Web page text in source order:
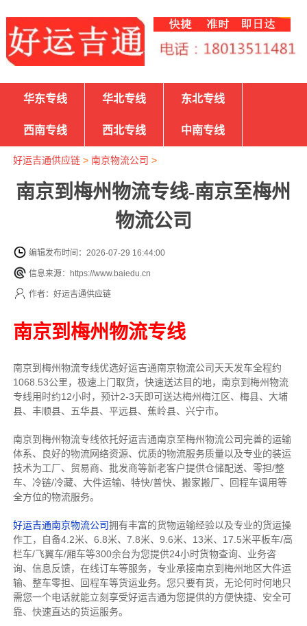
华东专线 华北专线 东北专线
西南专线 西北专线 中南专线
好运吉通供应链> 南京物流公司 >
南京到梅州物流专线-南京至梅州
物流公司
编辑发布时间：2026-07-29 16:44:00
信息来源：https://www.baiedu.cn
作者：好运吉通供应链
南京到梅州物流专线
南京到梅州物流专线优选好运吉通南京物流公司天天发车全程约
1068.53公里， 极速上门取货，快速送达目的地，南京到梅州物流
专线用时约12小时，预计2-3天即可送达梅州梅江区、梅县、大埔
县、丰顺县、五华县、平远县、蕉岭县、兴宁市。
南京到梅州物流专线依托好运吉通南京至梅州物流公司完善的运输
体系、良好的物流网络资源、优质的物流服务质量以及专业的装运
技术为工厂、贸易商、批发商等新老客户提供仓储配送、零担/整
车、冷链/冷藏、大件运输、特快/普快、搬家搬厂、回程车调用等
全方位的物流服务。
好运吉通南京物流公司拥有丰富的货物运输经验以及专业的货运操
作工，自备4.2米、6.8米、7.8米、9.6米、13米、17.5米平板车/高
栏车/飞翼车/厢车等300余台为您提供24小时货物查询、业务咨
询、信息反馈，在线订车等服务， 专业承接南京到梅州地区大件运
输、整车零担、回程车等货运业务。 您只要有货，无论何时何地只
需您一个电话就能立刻享受好运吉通为您提供的方便快捷、安全可
靠、快速直达的货运服务。